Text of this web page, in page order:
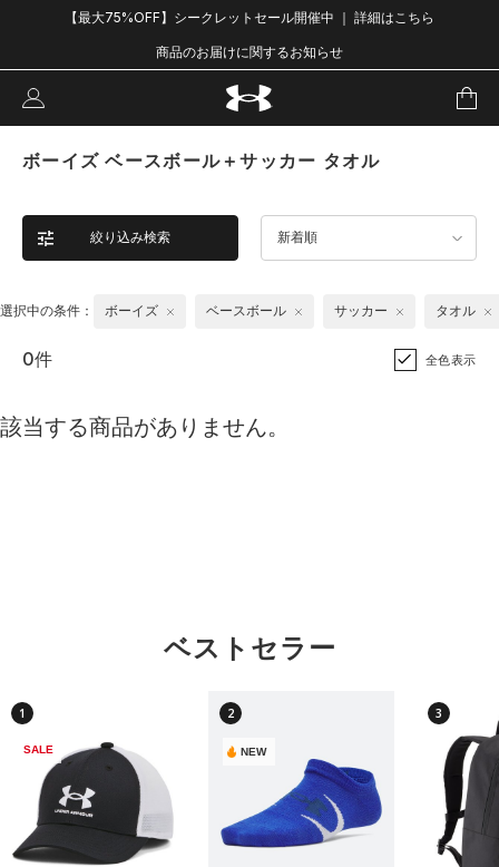
【最大75%OFF】シークレットセール開催中 ｜ 詳細はこちら
商品のお届けに関するお知らせ
ボーイズ ベースボール＋サッカー タオル
絞り込み検索 新着順
選択中の条件： ボーイズ ベースボール サッカー タオル
0件 全色表示
該当する商品がありません。
ベストセラー
1
SALE
2
NEW
3